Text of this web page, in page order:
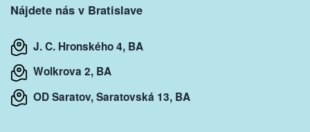
Nájdete nás v Bratislave
J. C. Hronského 4, BA
Wolkrova 2, BA
OD Saratov, Saratovská 13, BA